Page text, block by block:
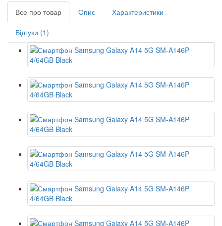
Все про товар Опис Характеристики
Відгуки (1)